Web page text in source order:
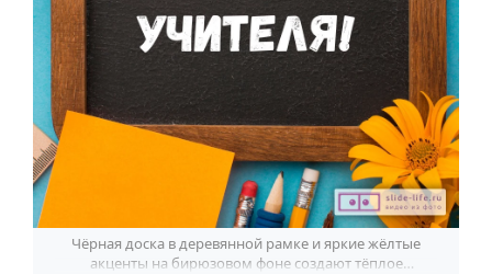
Чёрная доска в деревянной рамке и яркие жёлтые
акценты на бирюзовом фоне создают тёплое